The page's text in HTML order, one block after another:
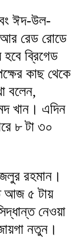
ঈদ-উল-
রেড রোডে
হবে ব্রিগেড
কাছ থেকে
বলেন,
খান। এদিন
৮ টা ৩০
রহমান।
আজ ৫ টায়
নেওয়া
নতুন।